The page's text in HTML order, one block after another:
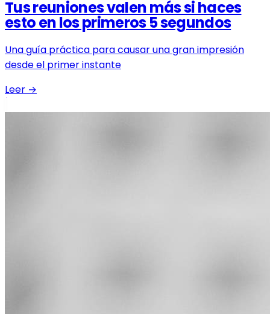
Tus reuniones valen más si haces
esto en los primeros 5 segundos
Una guía práctica para causar una gran impresión
desde el primer instante
Leer →